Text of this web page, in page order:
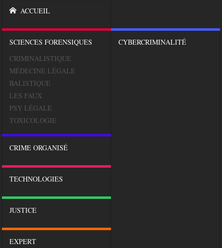
ACCUEIL
SCIENCES FORENSIQUES
CRIMINALISTIQUE
MÉDECINE LÉGALE
BALISTIQUE
LES FAUX
PSY LÉGALE
TOXICOLOGIE
CYBERCRIMINALITÉ
CRIME ORGANISÉ
TECHNOLOGIES
JUSTICE
EXPERT